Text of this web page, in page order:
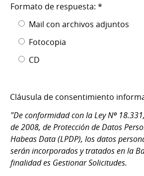
Formato de respuesta: *
Mail con archivos adjuntos
Fotocopia
CD
Cláusula de consentimiento
"De conformidad con la Ley Nº
de 2008, de Protección de Datos
Habeas Data (LPDP), los datos
serán incorporados y tratados en la
finalidad es Gestionar Solicitudes.